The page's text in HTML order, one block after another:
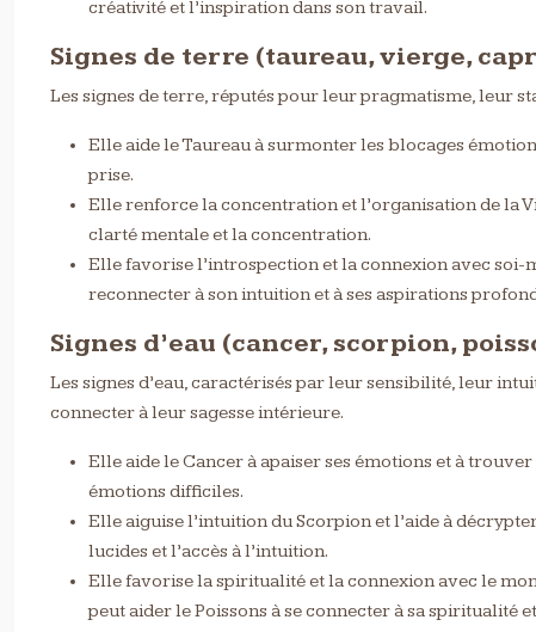
créativité et l’inspiration dans son travail.
Signes de terre (taureau, vierge,
Les signes de terre, réputés pour leur pragmatisme, leur
Elle aide le Taureau à surmonter les blocages
prise.
Elle renforce la concentration et l’organisation de la
clarté mentale et la concentration.
Elle favorise l’introspection et la connexion avec soi-
reconnecter à son intuition et à ses aspirations
Signes d’eau (cancer, scorpion,
Les signes d’eau, caractérisés par leur sensibilité, leur
connecter à leur sagesse intérieure.
Elle aide le Cancer à apaiser ses émotions et à
émotions difficiles.
Elle aiguise l’intuition du Scorpion et l’aide à
lucides et l’accès à l’intuition.
Elle favorise la spiritualité et la connexion avec le
peut aider le Poissons à se connecter à sa spiritualité